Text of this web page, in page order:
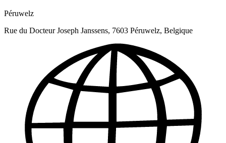
Péruwelz
Rue du Docteur Joseph Janssens, 7603 Péruwelz, Belgique